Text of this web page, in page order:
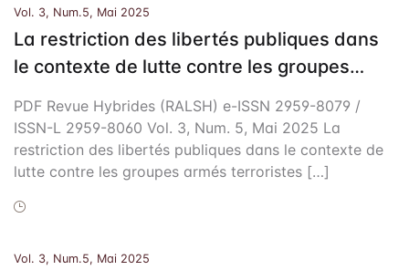
Contacts
Vol. 3, Num.5, Mai 2025
La restriction des libertés publiques dans
le contexte de lutte contre les groupes
armés terroristes au Burkina Faso
PDF Revue Hybrides (RALSH) e-ISSN 2959-8079 /
ISSN-L 2959-8060 Vol. 3, Num. 5, Mai 2025 La
restriction des libertés publiques dans le contexte de
lutte contre les groupes armés terroristes […]
Vol. 3, Num.5, Mai 2025